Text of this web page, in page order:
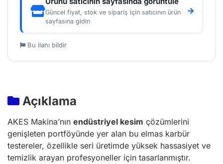
Güncel fiyat, stok ve sipariş için satıcının ürün
sayfasına gidin
Bu ilanı bildir
Açıklama
AKES Makina’nın endüstriyel kesim çözümlerini
genişleten portföyünde yer alan bu elmas karbür
testereler, özellikle seri üretimde yüksek hassasiyet ve
temizlik arayan profesyoneller için tasarlanmıştır.